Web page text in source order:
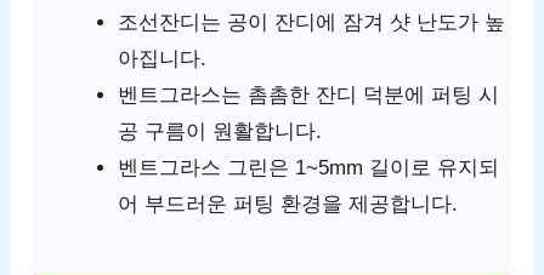
조선잔디는 공이 잔디에 잠겨 샷 난도가 높
아집니다.
벤트그라스는 촘촘한 잔디 덕분에 퍼팅 시
공 구름이 원활합니다.
벤트그라스 그린은 1~5mm 길이로 유지되
어 부드러운 퍼팅 환경을 제공합니다.